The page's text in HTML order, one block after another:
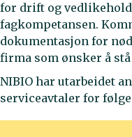
for drift og
fagkompetansen.
dokumentasjon for
firma som ønsker å
NIBIO har utarbeidet
serviceavtaler for